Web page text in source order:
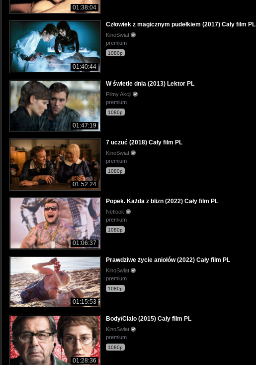
01:38:04
01:40:44
Człowiek z magicznym pudełkiem (2017) Cały film PL
KinoSwiat
premium
1080p
01:47:19
W świetle dnia (2013) Lektor PL
Filmy Akcji
premium
1080p
01:52:24
7 uczuć (2018) Cały film PL
KinoSwiat
premium
1080p
01:06:37
Popek. Każda z blizn (2022) Cały film PL
Netlook
premium
1080p
01:15:53
Prawdziwe życie aniołów (2022) Cały film PL
KinoSwiat
premium
1080p
01:28:36
Body/Ciało (2015) Cały film PL
KinoSwiat
premium
1080p